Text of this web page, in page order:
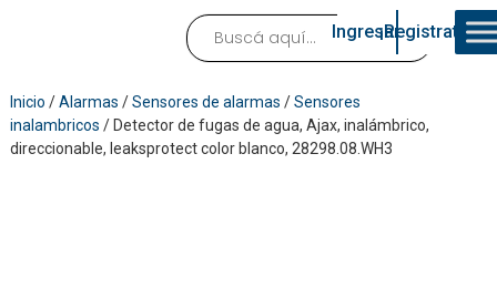
Ingresar¡Registrate!
Inicio /Alarmas /Sensores de alarmas /Sensores
inalambricos / Detector de fugas de agua, Ajax, inalámbrico,
direccionable, leaksprotect color blanco, 28298.08.WH3